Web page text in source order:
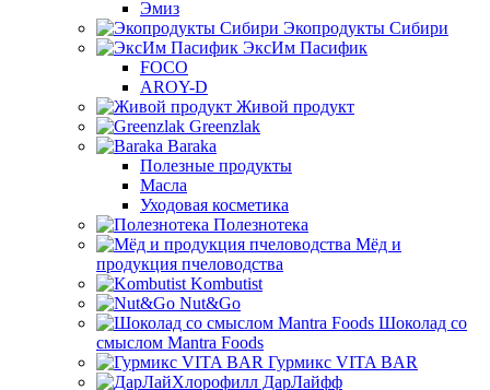
Эмиз
Экопродукты Сибири
ЭксИм Пасифик
FOCO
AROY-D
Живой продукт
Greenzlak
Baraka
Полезные продукты
Масла
Уходовая косметика
Полезнотека
Мёд и
продукция пчеловодства
Kombutist
Nut&Go
Шоколад со
смыслом Mantra Foods
Гурмикс VITA BAR